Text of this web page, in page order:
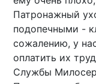
Патронажный
подопечными -
сожалению, у
оплатить их
Службы